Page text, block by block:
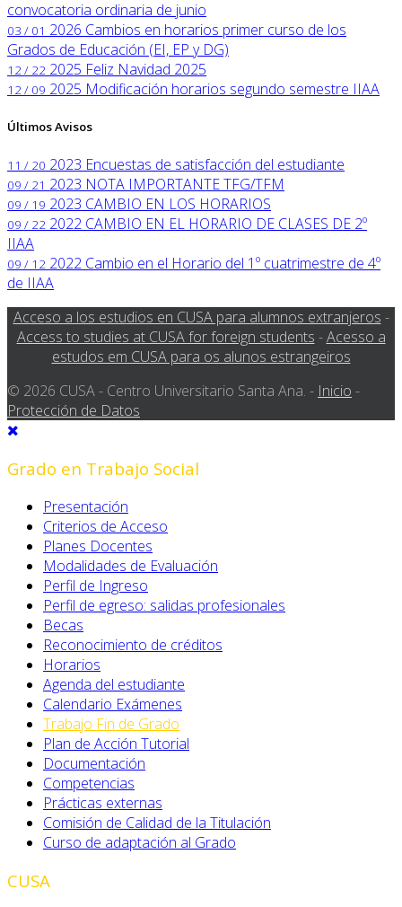
convocatoria ordinaria de junio
03 / 01 2026 Cambios en horarios primer curso de los
Grados de Educación (EI, EP y DG)
12 / 22 2025 Feliz Navidad 2025
12 / 09 2025 Modificación horarios segundo semestre IIAA
Últimos Avisos
11 / 20 2023 Encuestas de satisfacción del estudiante
09 / 21 2023 NOTA IMPORTANTE TFG/TFM
09 / 19 2023 CAMBIO EN LOS HORARIOS
09 / 22 2022 CAMBIO EN EL HORARIO DE CLASES DE 2º
IIAA
09 / 12 2022 Cambio en el Horario del 1º cuatrimestre de 4º
de IIAA
Acceso a los estudios en CUSA para alumnos extranjeros -
Access to studies at CUSA for foreign students -Acesso a
estudos em CUSA para os alunos estrangeiros
© 2026 CUSA - Centro Universitario Santa Ana. - Inicio -
Protección de Datos
Grado en Trabajo Social
Presentación
Criterios de Acceso
Planes Docentes
Modalidades de Evaluación
Perfil de Ingreso
Perfil de egreso: salidas profesionales
Becas
Reconocimiento de créditos
Horarios
Agenda del estudiante
Calendario Exámenes
Trabajo Fin de Grado
Plan de Acción Tutorial
Documentación
Competencias
Prácticas externas
Comisión de Calidad de la Titulación
Curso de adaptación al Grado
CUSA